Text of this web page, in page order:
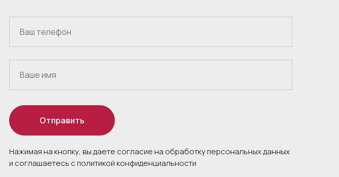
Отправить
Нажимая на кнопку, вы даете согласие на обработку персональных данных
и соглашаетесь c политикой конфиденциальности